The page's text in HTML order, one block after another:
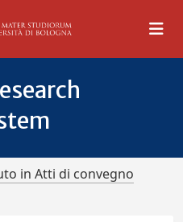
in Atti di convegno